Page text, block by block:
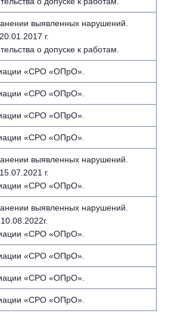
выявленных нарушений.
г.
о допуске к работам.
«СРО «ОПрО».
«СРО «ОПрО».
«СРО «ОПрО».
«СРО «ОПрО».
выявленных нарушений.
г.
«СРО «ОПрО».
выявленных нарушений.
«СРО «ОПрО».
«СРО «ОПрО».
«СРО «ОПрО».
«СРО «ОПрО».